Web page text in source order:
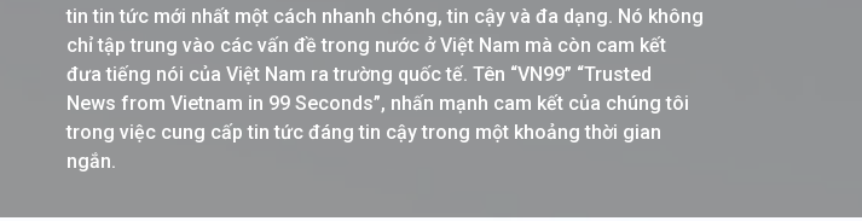
tin tin tức mới nhất một cách nhanh chóng, tin cậy và đa dạng. Nó không
chỉ tập trung vào các vấn đề trong nước ở Việt Nam mà còn cam kết
đưa tiếng nói của Việt Nam ra trường quốc tế. Tên “VN99” “Trusted
News from Vietnam in 99 Seconds”, nhấn mạnh cam kết của chúng tôi
trong việc cung cấp tin tức đáng tin cậy trong một khoảng thời gian
ngắn.